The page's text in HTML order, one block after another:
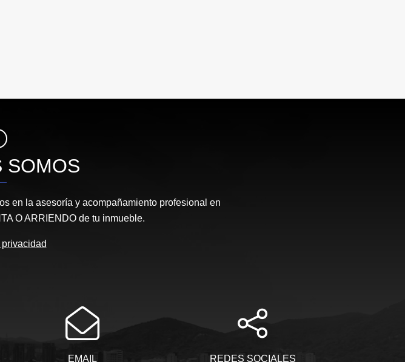
SOMOS
en la asesoría y acompañamiento profesional en
O ARRIENDO de tu inmueble.
EMAIL REDES SOCIALES